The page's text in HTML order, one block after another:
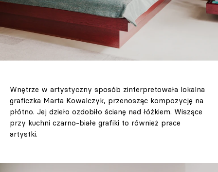
Wnętrze w artystyczny sposób zinterpretowała lokalna
graficzka Marta Kowalczyk, przenosząc kompozycję na
płótno. Jej dzieło ozdobiło ścianę nad łóżkiem. Wiszące
przy kuchni czarno-białe grafiki to również prace
artystki.